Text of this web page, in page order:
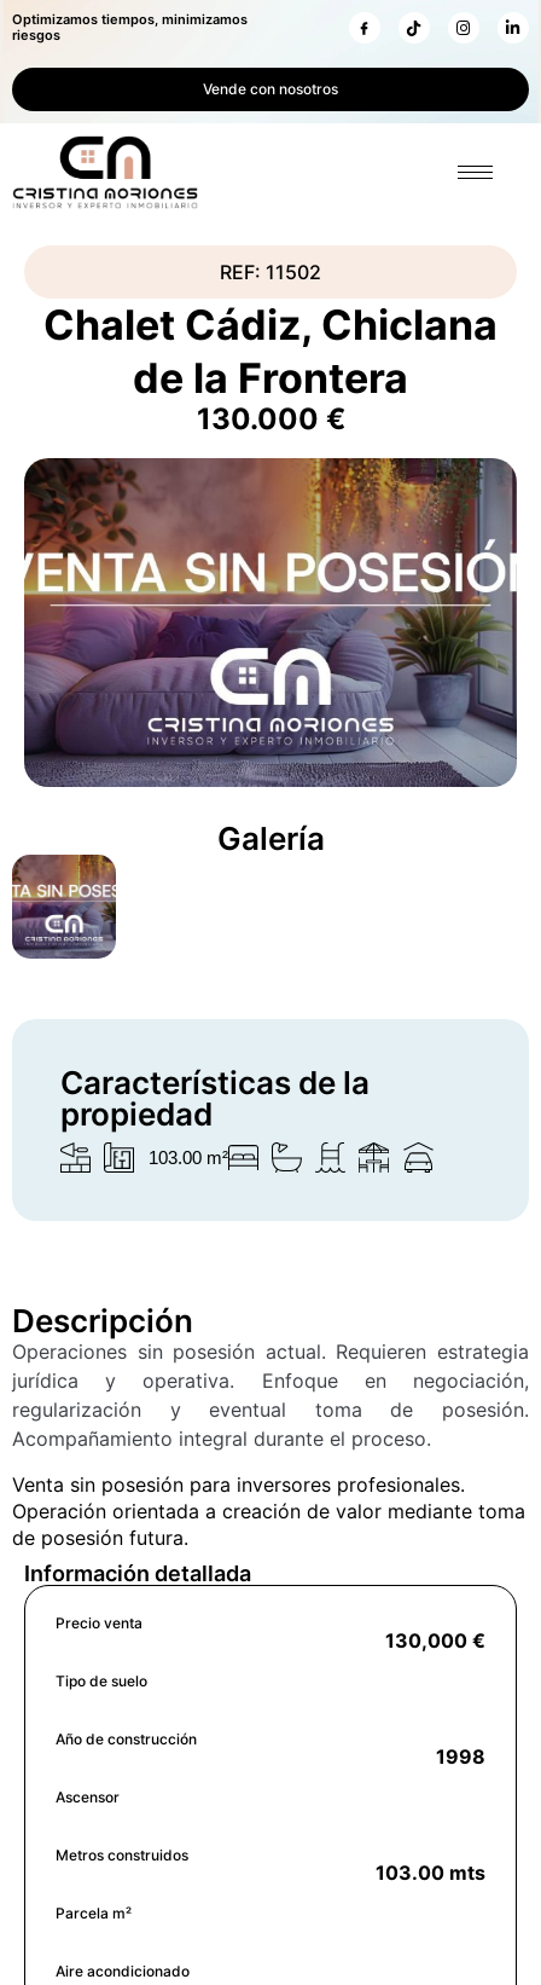
Optimizamos tiempos, minimizamos
riesgos
Vende con nosotros
REF: 11502
Chalet Cádiz, Chiclana
de la Frontera
130.000 €
Galería
Características de la
propiedad
103.00 m²
Descripción
Operaciones sin posesión actual. Requieren estrategia
jurídica y operativa. Enfoque en negociación,
regularización y eventual toma de posesión.
Acompañamiento integral durante el proceso.
Venta sin posesión para inversores profesionales.
Operación orientada a creación de valor mediante toma
de posesión futura.
Información detallada
Precio venta
130,000 €
Tipo de suelo
Año de construcción
1998
Ascensor
Metros construidos
103.00 mts
Parcela m²
Aire acondicionado